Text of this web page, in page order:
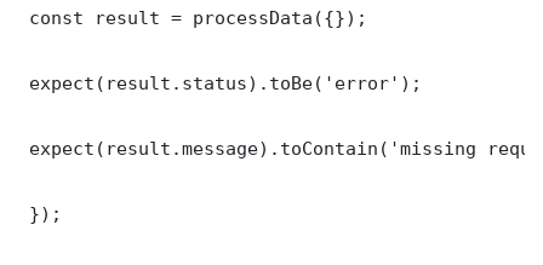
const result = processData({});
expect(result.status).toBe('error');
expect(result.message).toContain('missing
});